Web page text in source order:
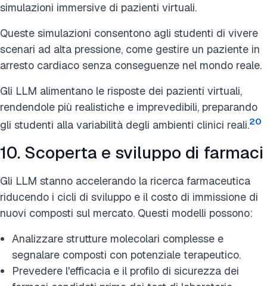
simulazioni immersive di pazienti virtuali.
Queste simulazioni consentono agli studenti di vivere
scenari ad alta pressione, come gestire un paziente in
arresto cardiaco senza conseguenze nel mondo reale.
Gli LLM alimentano le risposte dei pazienti virtuali,
rendendole più realistiche e imprevedibili, preparando
gli studenti alla variabilità degli ambienti clinici reali.20
10. Scoperta e sviluppo di farmaci
Gli LLM stanno accelerando la ricerca farmaceutica
riducendo i cicli di sviluppo e il costo di immissione di
nuovi composti sul mercato. Questi modelli possono:
Analizzare strutture molecolari complesse e
segnalare composti con potenziale terapeutico.
Prevedere l'efficacia e il profilo di sicurezza dei